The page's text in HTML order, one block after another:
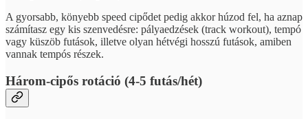
A gyorsabb, könyebb speed cipődet pedig akkor húzod fel, ha aznap
számítasz egy kis szenvedésre: pályaedzések (track workout), tempó
vagy küszöb futások, illetve olyan hétvégi hosszú futások, amiben
vannak tempós részek.
Három-cipős rotáció (4-5 futás/hét)